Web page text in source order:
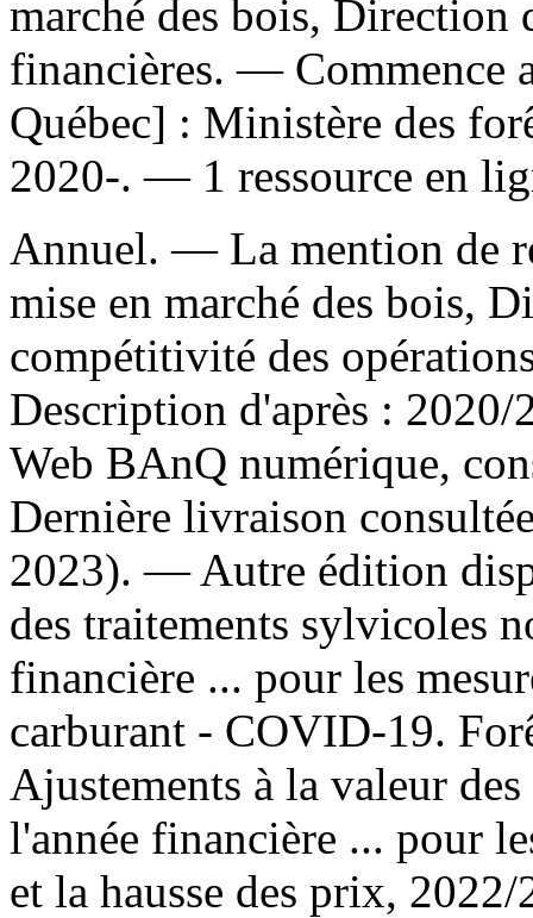
marché des bois, Direction
financières. — Commence
Québec] : Ministère des
2020-. — 1 ressource en
Annuel. — La mention de
mise en marché des bois,
compétitivité des
Description d'après :
Web BAnQ numérique,
Dernière livraison
2023). —Autre édition
des traitements sylvicoles
financière ... pour les
carburant - COVID-19.
Ajustements à la valeur
l'année financière ... pour
et la hausse des prix,